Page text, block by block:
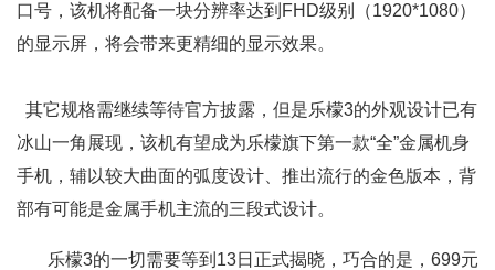
口号，该机将配备一块分辨率达到FHD级别（1920*1080）
的显示屏，将会带来更精细的显示效果。
其它规格需继续等待官方披露，但是乐檬3的外观设计已有
冰山一角展现，该机有望成为乐檬旗下第一款“全”金属机身
手机，辅以较大曲面的弧度设计、推出流行的金色版本，背
部有可能是金属手机主流的三段式设计。
乐檬3的一切需要等到13日正式揭晓，巧合的是，699元